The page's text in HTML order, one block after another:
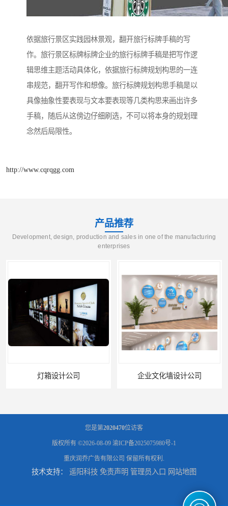
依据旅行景区实践园林景观，翻开旅行标牌手稿的写
作。旅行景区标牌标牌企业的旅行标牌手稿是把写作逻
辑思维主题活动具体化，依据旅行标牌规划构思的一连
串规范，翻开写作和想像。旅行标牌规划构思手稿是以
具像抽象性要表现与文本要表现等几类构思来画出许多
手稿，随后从这傍边仔细刷选，不可以将本身的规划理
念然后局限性。
http://www.cqrqgg.com
产品推荐
Development, design, production and sales in one of the manufacturing
enterprises
灯箱设计公司 企业文化墙设计公司
展架海报设计
您是第2020470位访客
版权所有 ©2026-08-09 渝ICP备2025075980号-1
重庆润乔广告有限公司 保留所有权利.
技术支持： 遥阳科技 免责声明 管理员入口 网站地图